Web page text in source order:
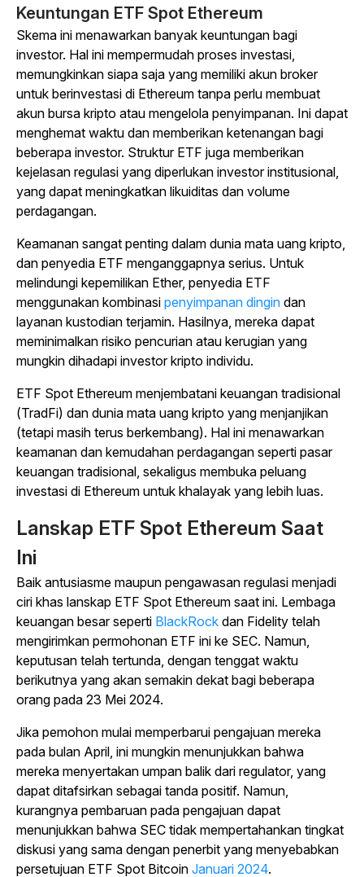
Keuntungan ETF Spot Ethereum
Skema ini menawarkan banyak keuntungan bagi
investor. Hal ini mempermudah proses investasi,
memungkinkan siapa saja yang memiliki akun broker
untuk berinvestasi di Ethereum tanpa perlu membuat
akun bursa kripto atau mengelola penyimpanan. Ini dapat
menghemat waktu dan memberikan ketenangan bagi
beberapa investor. Struktur ETF juga memberikan
kejelasan regulasi yang diperlukan investor institusional,
yang dapat meningkatkan likuiditas dan volume
perdagangan.
Keamanan sangat penting dalam dunia mata uang kripto,
dan penyedia ETF menganggapnya serius. Untuk
melindungi kepemilikan Ether, penyedia ETF
menggunakan kombinasi penyimpanan dingin dan
layanan kustodian terjamin. Hasilnya, mereka dapat
meminimalkan risiko pencurian atau kerugian yang
mungkin dihadapi investor kripto individu.
ETF Spot Ethereum menjembatani keuangan tradisional
(TradFi) dan dunia mata uang kripto yang menjanjikan
(tetapi masih terus berkembang). Hal ini menawarkan
keamanan dan kemudahan perdagangan seperti pasar
keuangan tradisional, sekaligus membuka peluang
investasi di Ethereum untuk khalayak yang lebih luas.
Lanskap ETF Spot Ethereum Saat
Ini
Baik antusiasme maupun pengawasan regulasi menjadi
ciri khas lanskap ETF Spot Ethereum saat ini. Lembaga
keuangan besar seperti BlackRock dan Fidelity telah
mengirimkan permohonan ETF ini ke SEC. Namun,
keputusan telah tertunda, dengan tenggat waktu
berikutnya yang akan semakin dekat bagi beberapa
orang pada 23 Mei 2024.
Jika pemohon mulai memperbarui pengajuan mereka
pada bulan April, ini mungkin menunjukkan bahwa
mereka menyertakan umpan balik dari regulator, yang
dapat ditafsirkan sebagai tanda positif. Namun,
kurangnya pembaruan pada pengajuan dapat
menunjukkan bahwa SEC tidak mempertahankan tingkat
diskusi yang sama dengan penerbit yang menyebabkan
persetujuan ETF Spot Bitcoin Januari 2024.